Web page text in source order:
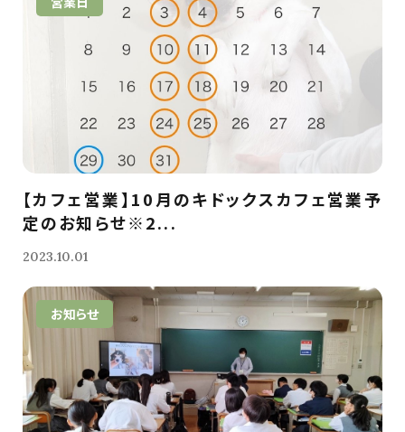
【カフェ営業】10月のキドックスカフェ営業予
定のお知らせ※2...
2023.10.01
お知らせ